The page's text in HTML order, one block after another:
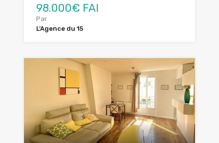
98.000€ FAI
Par
L’Agence du 15